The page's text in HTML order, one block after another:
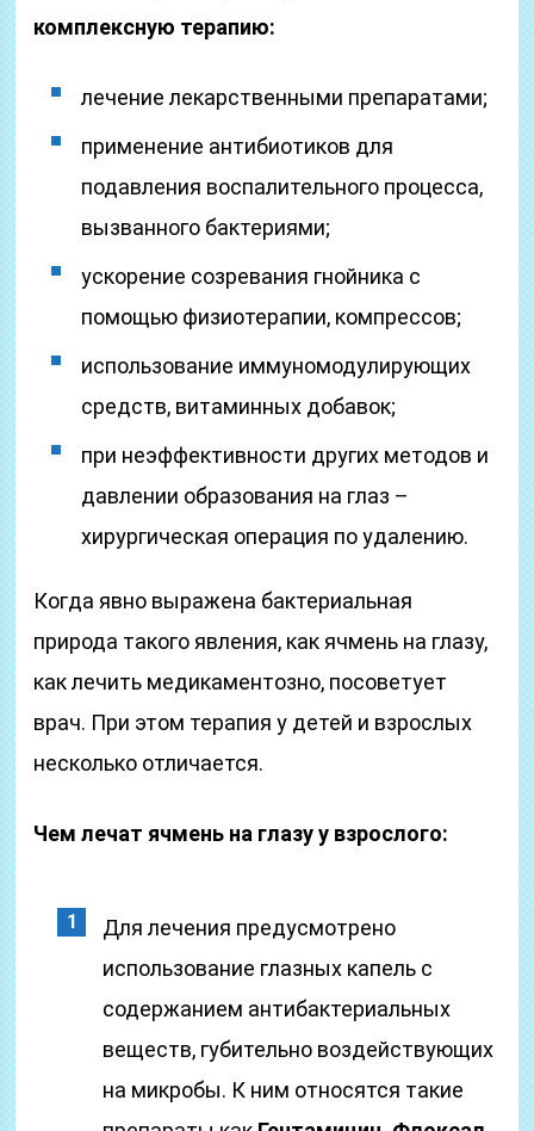
комплексную терапию:
лечение лекарственными препаратами;
применение антибиотиков для
подавления воспалительного процесса,
вызванного бактериями;
ускорение созревания гнойника с
помощью физиотерапии, компрессов;
использование иммуномодулирующих
средств, витаминных добавок;
при неэффективности других методов и
давлении образования на глаз –
хирургическая операция по удалению.
Когда явно выражена бактериальная
природа такого явления, как ячмень на глазу,
как лечить медикаментозно, посоветует
врач. При этом терапия у детей и взрослых
несколько отличается.
Чем лечат ячмень на глазу у взрослого:
Для лечения предусмотрено
использование глазных капель с
содержанием антибактериальных
веществ, губительно воздействующих
на микробы. К ним относятся такие